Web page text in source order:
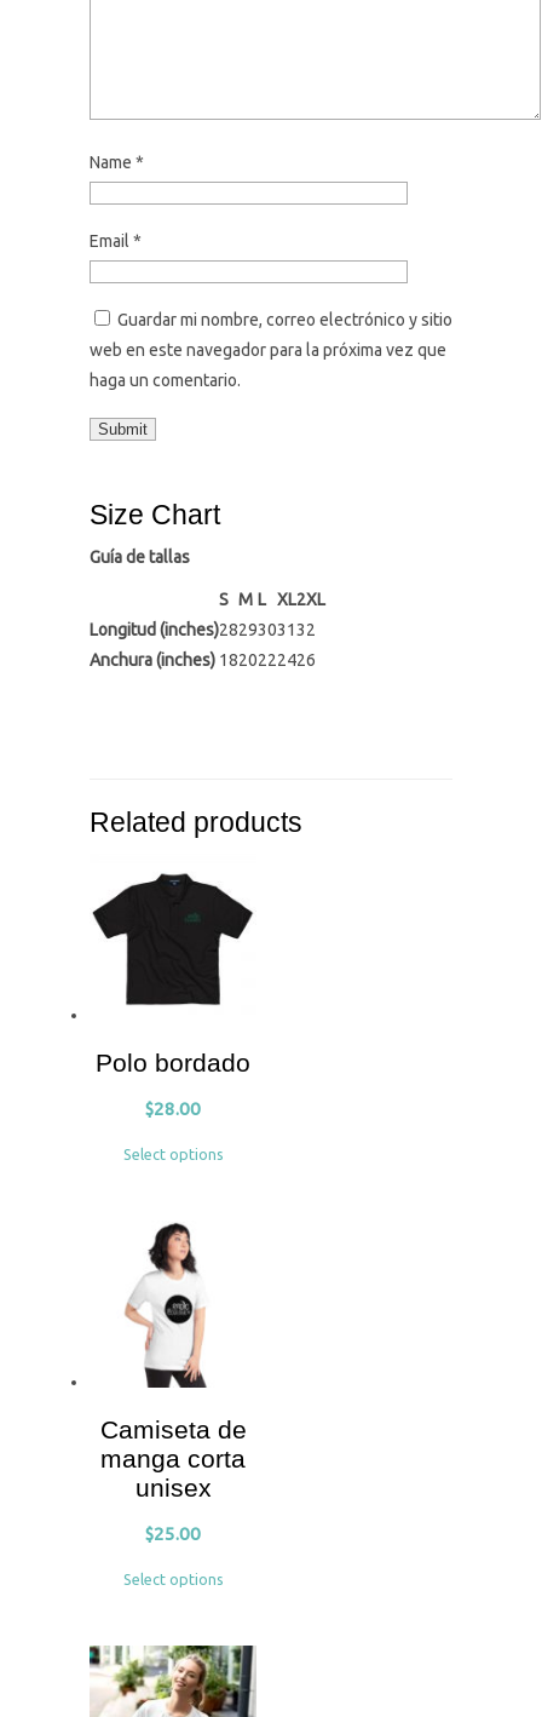
Name *
Email *
Guardar mi nombre, correo electrónico y sitio
web en este navegador para la próxima vez que
haga un comentario.
Size Chart
Guía de tallas
S M L XL2XL
Longitud (inches)2829303132
Anchura (inches) 1820222426
Related products
Polo bordado
$28.00
Select options
Camiseta de
manga corta
unisex
$25.00
Select options